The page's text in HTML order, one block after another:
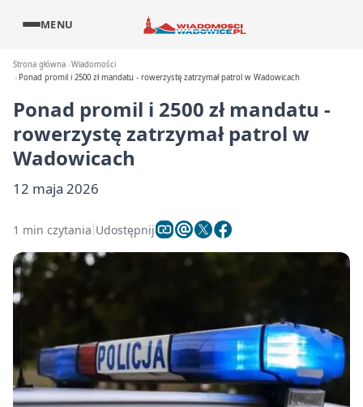
MENU
Strona główna Wiadomości
Ponad promil i 2500 zł mandatu - rowerzystę zatrzymał patrol w Wadowicach
Ponad promil i 2500 zł mandatu -
rowerzystę zatrzymał patrol w
Wadowicach
12 maja 2026
1 min czytania Udostępnij